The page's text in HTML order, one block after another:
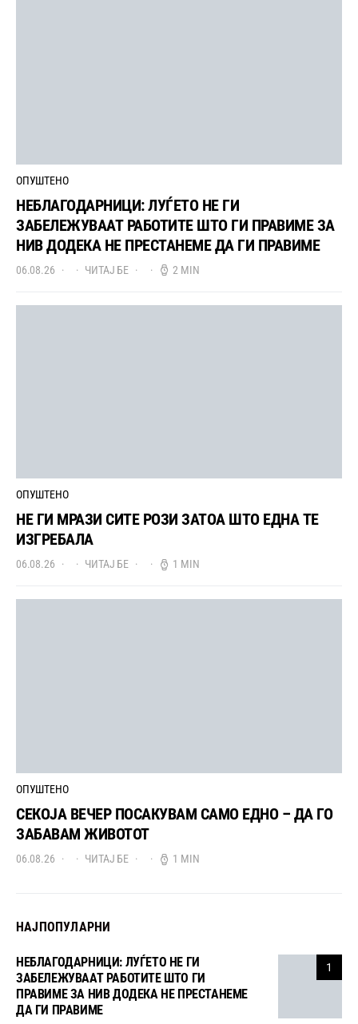
ОПУШТЕНО
НЕБЛАГОДАРНИЦИ: ЛУЃЕТО НЕ ГИ
ЗАБЕЛЕЖУВААТ РАБОТИТЕ ШТО ГИ ПРАВИМЕ ЗА
НИВ ДОДЕКА НЕ ПРЕСТАНЕМЕ ДА ГИ ПРАВИМЕ
06.08.26 ЧИТАЈ БЕ 2 MIN
ОПУШТЕНО
НЕ ГИ МРАЗИ СИТЕ РОЗИ ЗАТОА ШТО ЕДНА ТЕ
ИЗГРЕБАЛА
06.08.26 ЧИТАЈ БЕ 1 MIN
ОПУШТЕНО
СЕКОЈА ВЕЧЕР ПОСАКУВАМ САМО ЕДНО – ДА ГО
ЗАБАВАМ ЖИВОТОТ
06.08.26 ЧИТАЈ БЕ 1 MIN
НАЈПОПУЛАРНИ
1
НЕБЛАГОДАРНИЦИ: ЛУЃЕТО НЕ ГИ
ЗАБЕЛЕЖУВААТ РАБОТИТЕ ШТО ГИ
ПРАВИМЕ ЗА НИВ ДОДЕКА НЕ ПРЕСТАНЕМЕ
ДА ГИ ПРАВИМЕ